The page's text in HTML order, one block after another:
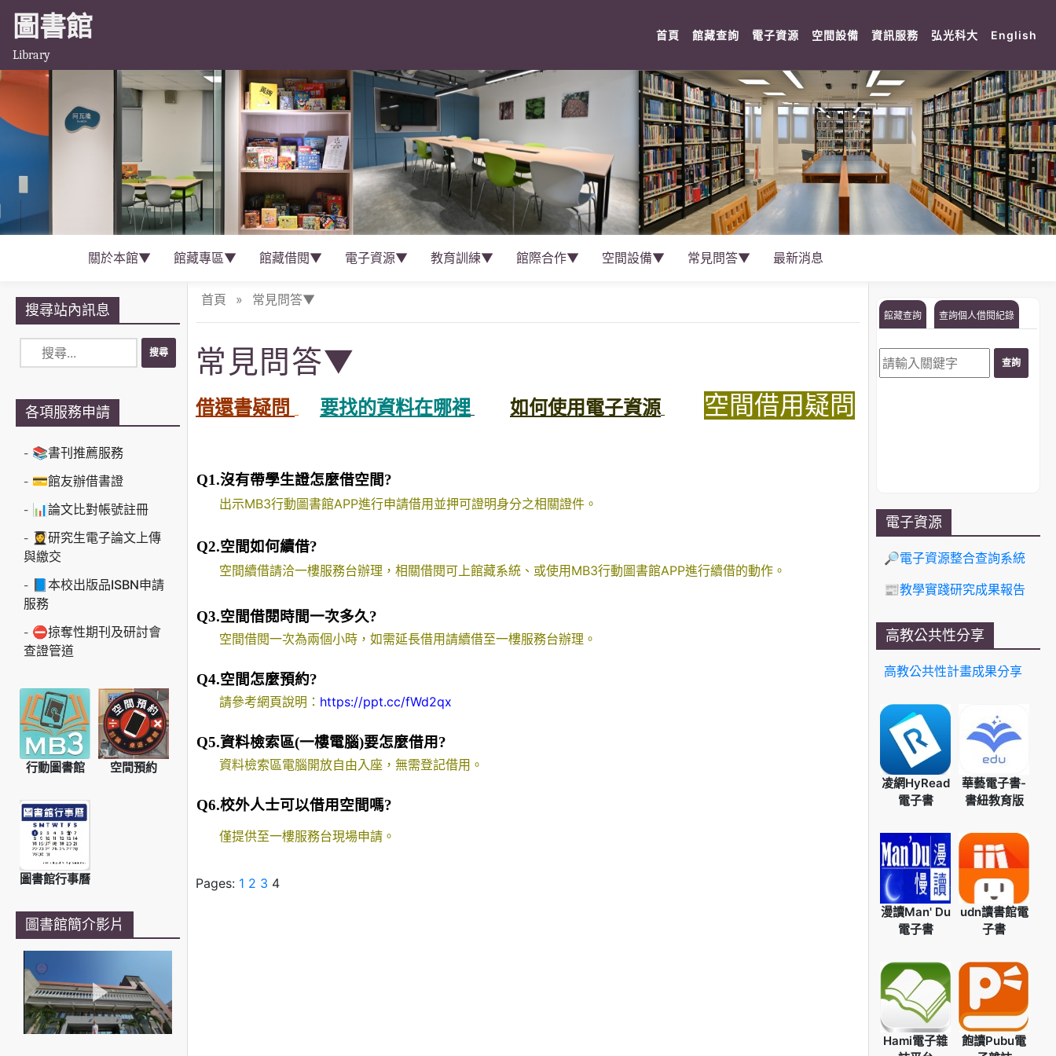
圖書館
Library
首頁 (current)
館藏查詢 (current)
電子資源 (current)
空間設備 (current)
資訊服務 (current)
弘光科大 (current)
English
關於本館▼ 館藏專區▼ 館藏借閱▼ 電子資源▼ 教育訓練▼ 館際合作▼ 空間設備▼ 常見問答▼ 最新消息
搜尋站內訊息
各項服務申請
📚書刊推薦服務
💳館友辦借書證
📊論文比對帳號註冊
👩‍🎓研究生電子論文上傳
與繳交
📘本校出版品ISBN申請
服務
⛔掠奪性期刊及研討會
查證管道
行動圖書館 空間預約
圖書館行事曆
圖書館簡介影片
首頁 » 常見問答▼
常見問答▼
借還書疑問 要找的資料在哪裡 如何使用電子資源 空間借用疑問
Q1.沒有帶學生證怎麼借空間?
出示MB3行動圖書館APP進行申請借用並押可證明身分之相關證件。
Q2.空間如何續借?
空間續借請洽一樓服務台辦理，相關借閱可上館藏系統、或使用MB3行動圖書館APP進行續借的動作。
Q3.空間借閱時間一次多久?
空間借閱一次為兩個小時，如需延長借用請續借至一樓服務台辦理。
Q4.空間怎麼預約?
請參考網頁說明： https://ppt.cc/fWd2qx
Q5.資料檢索區(一樓電腦)要怎麼借用?
資料檢索區電腦開放自由入座，無需登記借用。
Q6.校外人士可以借用空間嗎?
僅提供至一樓服務台現場申請。
Pages: 1 2 3 4
館藏查詢 查詢個人借閱紀錄
電子資源
🔎電子資源整合查詢系統
📰教學實踐研究成果報告
高教公共性分享
高教公共性計畫成果分享
凌網HyRead
電子書
華藝電子書-
書紐教育版
漫讀Man' Du
電子書
udn讀書館電
子書
Hami電子雜
飽讀Pubu電